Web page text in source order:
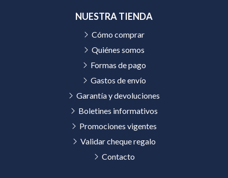
NUESTRA TIENDA
Cómo comprar
Quiénes somos
Formas de pago
Gastos de envío
Garantía y devoluciones
Boletines informativos
Promociones vigentes
Validar cheque regalo
Contacto